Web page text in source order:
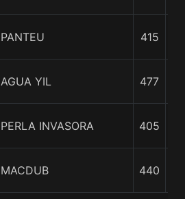
PANTEU 415
AGUA YIL 477
PERLA INVASORA 405
MACDUB 440